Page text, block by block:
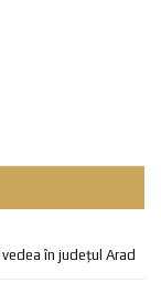
în județul Arad